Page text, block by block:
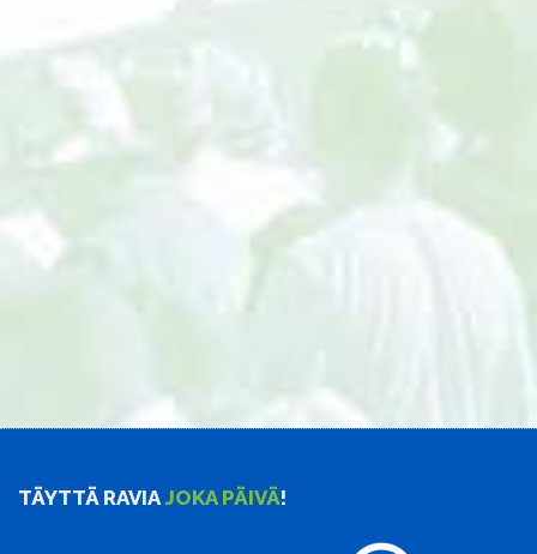
TÄYTTÄ RAVIAJOKA PÄIVÄ!